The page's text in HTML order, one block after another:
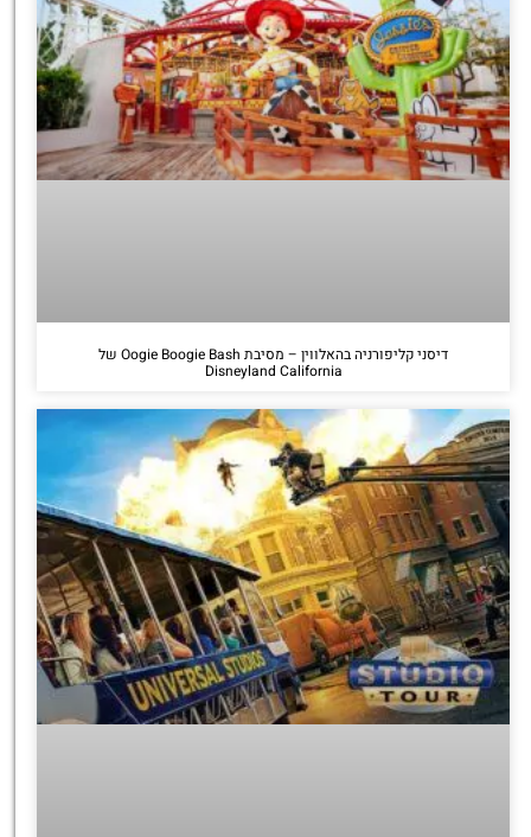
דיסני קליפורניה בהאלווין – מסיבת Oogie Boogie Bash של
Disneyland California